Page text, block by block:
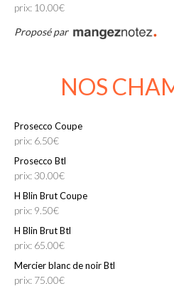
prix: 10.00€
Proposé par
NOS
Prosecco Coupe
prix: 6.50€
Prosecco Btl
prix: 30.00€
H Blin Brut Coupe
prix: 9.50€
H Blin Brut Btl
prix: 65.00€
Mercier blanc de noir Btl
prix: 75.00€